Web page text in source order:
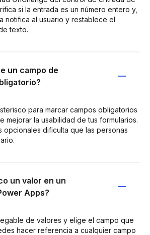
si la entrada es un número entero y,
notifica al usuario y restablece el
texto.
un campo de
para marcar campos obligatorios
mejorar la usabilidad de tus formularios.
opcionales dificulta que las personas
un valor en un
Apps?
de valores y elige el campo que
hacer referencia a cualquier campo